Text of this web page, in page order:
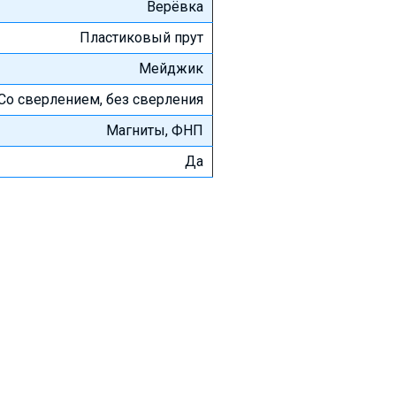
Верёвка
Пластиковый прут
Мейджик
сверлением, без сверления
Магниты, ФНП
Да